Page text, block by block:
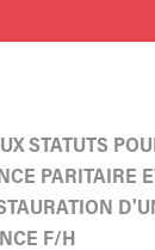
STATUTS
PARITAIRE
F/H